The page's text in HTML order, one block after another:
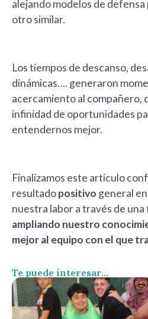
alejando modelos de
otro similar.
Los tiempos de descanso,
dinámicas…. generaron
acercamiento al compañero,
infinidad de oportunidades
entendernos mejor.
Finalizamos este artículo
resultadopositivo general
nuestra labor a través de una
ampliando nuestro
mejor al equipo con el que
Te puede interesar...